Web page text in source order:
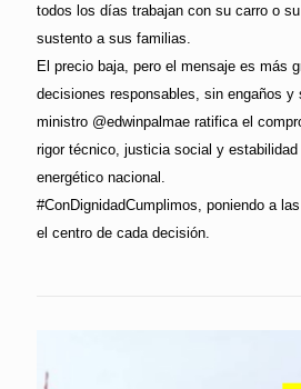
todos los días trabajan con su carro o
sustento a sus familias.
El precio baja, pero el mensaje es más
decisiones responsables, sin engaños y
ministro @edwinpalmae ratifica el
rigor técnico, justicia social y
energético nacional.
#ConDignidadCumplimos, poniendo a
el centro de cada decisión.